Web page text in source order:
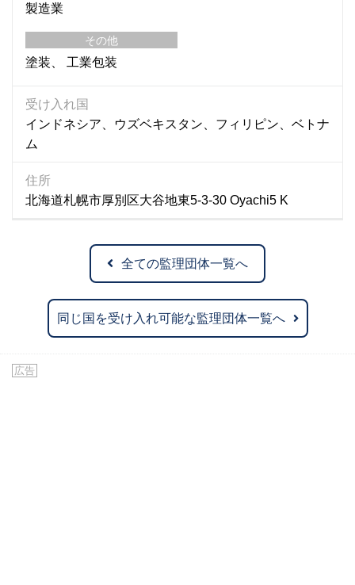
製造業
その他
塗装 工業包装
受け入れ国
インドネシア、ウズベキスタン、フィリピン、ベトナ
ム
住所
北海道札幌市厚別区大谷地東5-3-30 Oyachi5 K
全ての監理団体一覧へ
同じ国を受け入れ可能な監理団体一覧へ
広告